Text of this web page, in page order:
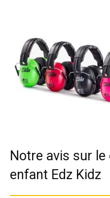
Notre avis sur
enfant Edz Kidz